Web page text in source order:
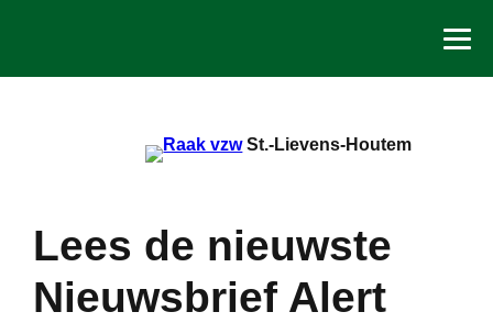
St.-Lievens-Houtem
Lees de nieuwste
Nieuwsbrief Alert